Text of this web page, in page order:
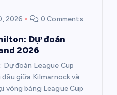
2026 0 Comments
Dự đoán
2026
đoán League Cup
giữa Kilmarnock và
vòng bảng League Cup